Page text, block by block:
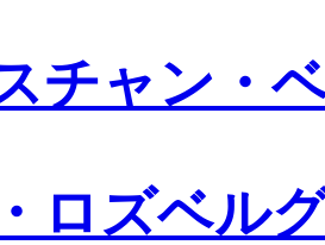
チャン・
ロズベル